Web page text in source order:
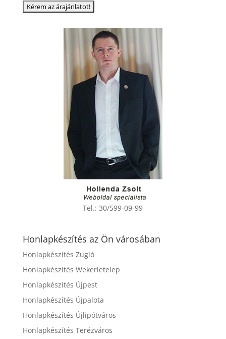
Tel.:30/599-09-99
Honlapkészítés az Ön városában
Honlapkészítés Zugló
Honlapkészítés Wekerletelep
Honlapkészítés Újpest
Honlapkészítés Újpalota
Honlapkészítés Újlipótváros
Honlapkészítés Terézváros